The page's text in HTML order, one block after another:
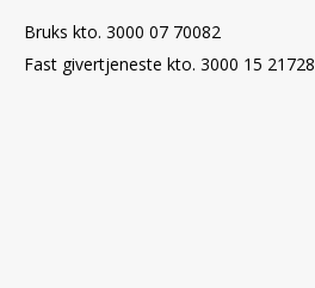
Bruks kto. 3000 07 70082
Fast givertjeneste kto. 3000 15 21728